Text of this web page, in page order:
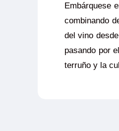
Embárquese
combinando
del vino
pasando por
terruño y la